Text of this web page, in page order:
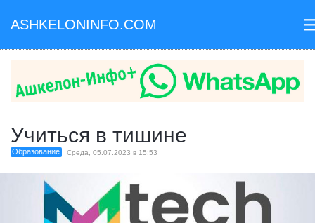
ASHKELONINFO.COM
Учиться в тишине
Образование Среда, 05.07.2023 в 15:53